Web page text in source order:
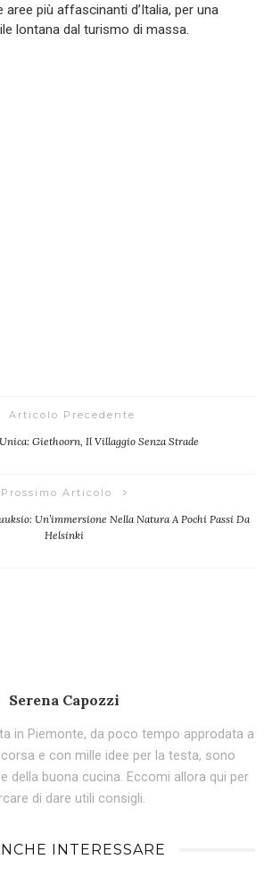
aree più affascinanti d’Italia, per una
lontana dal turismo di massa.
Articolo Precedente
Giethoorn, Il Villaggio Senza Strade
Prossimo Articolo
Un’immersione Nella Natura A Pochi Passi Da
Helsinki
Serena Capozzi
in Piemonte, da poco tempo approdata a
e con mille idee per la testa, sono
e della buona cucina. Eccomi allora qui per
di dare utili consigli.
INTERESSARE